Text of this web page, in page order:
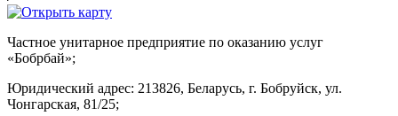
Частное унитарное предприятие по оказанию услуг
«Бобрбай»;
Юридический адрес: 213826, Беларусь, г. Бобруйск, ул.
Чонгарская, 81/25;